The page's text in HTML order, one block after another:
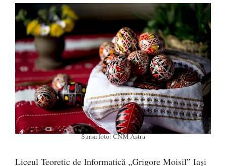
Sursa foto: CNM Astra
Liceul Teoretic de Informatică „Grigore Moisil” Iași